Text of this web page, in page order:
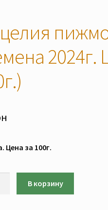
2024г.
Цена за 100г.
В корзину